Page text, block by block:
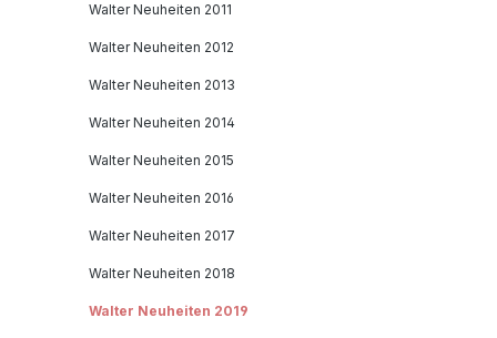
Walter Neuheiten 2011
Walter Neuheiten 2012
Walter Neuheiten 2013
Walter Neuheiten 2014
Walter Neuheiten 2015
Walter Neuheiten 2016
Walter Neuheiten 2017
Walter Neuheiten 2018
Walter Neuheiten 2019